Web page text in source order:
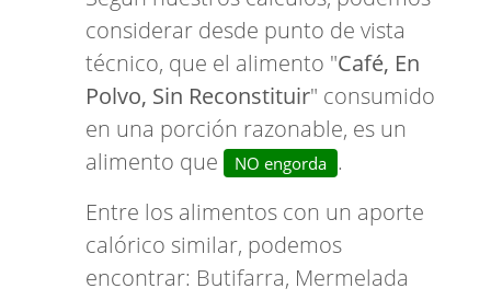
considerar desde punto de vista
técnico, que el alimento "Café, En
Polvo, Sin Reconstituir" consumido
en una porción razonable, es un
alimento que
NO engorda .
Entre los alimentos con un aporte
calórico similar, podemos
encontrar: Butifarra, Mermelada